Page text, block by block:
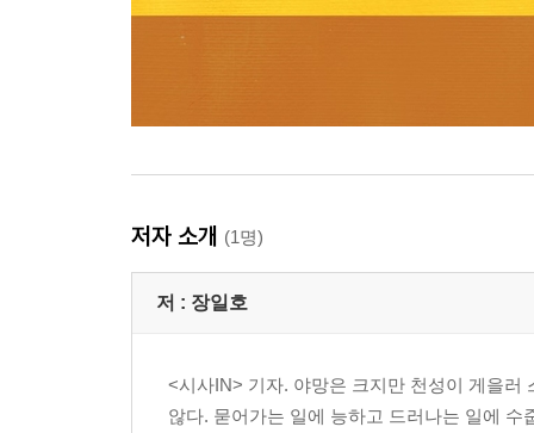
저자 소개 (1명)
저 : 장일호
<시사IN> 기자. 야망은 크지만 천성이 게을러
않다. 묻어가는 일에 능하고 드러나는 일에